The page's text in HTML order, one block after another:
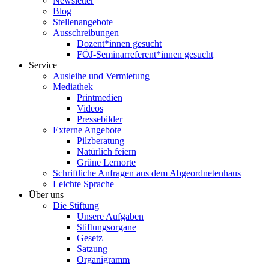
Blog
Stellenangebote
Ausschreibungen
Dozent*innen gesucht
FÖJ-Seminarreferent*innen gesucht
Service
Ausleihe und Vermietung
Mediathek
Printmedien
Videos
Pressebilder
Externe Angebote
Pilzberatung
Natürlich feiern
Grüne Lernorte
Schriftliche Anfragen aus dem Abgeordnetenhaus
Leichte Sprache
Über uns
Die Stiftung
Unsere Aufgaben
Stiftungsorgane
Gesetz
Satzung
Organigramm